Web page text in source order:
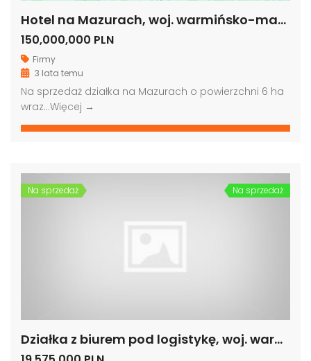
Hotel na Mazurach, woj. warmińsko-mazurskie
150,000,000 PLN
Firmy
3 lata temu
Na sprzedaż działka na Mazurach o powierzchni 6 ha
wraz…Więcej →
Na sprzedaż Na sprzedaż
Działka z biurem pod logistykę, woj. warmińsko-mazurskie